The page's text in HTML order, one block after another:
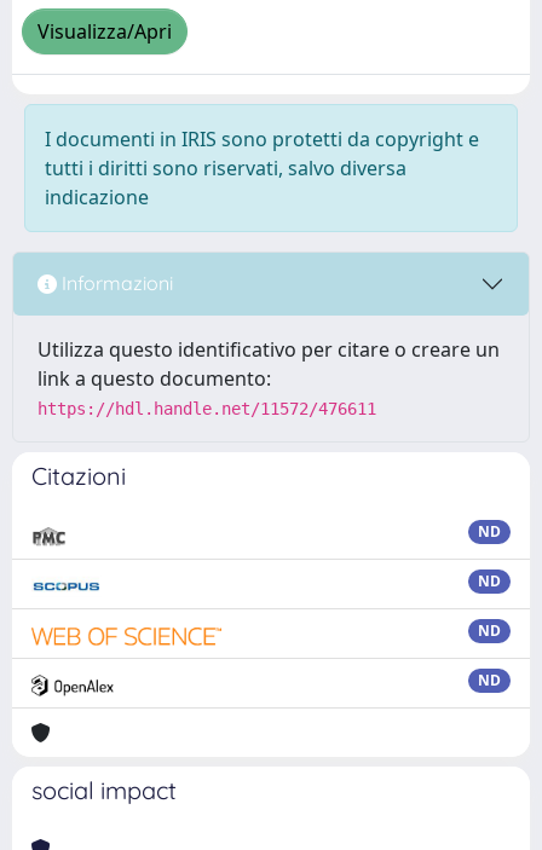
Visualizza/Apri
I documenti in IRIS sono protetti da copyright e
tutti i diritti sono riservati, salvo diversa
indicazione
Informazioni
Utilizza questo identificativo per citare o creare un
link a questo documento:
https://hdl.handle.net/11572/476611
Citazioni
ND
ND
ND
ND
social impact